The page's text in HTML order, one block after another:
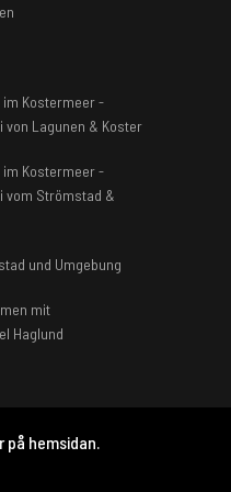
Kostermeer -
Lagunen & Koster
Kostermeer -
vom Strömstad &
und Umgebung
mit
Haglund
Koster. Designed By
på hemsidan.